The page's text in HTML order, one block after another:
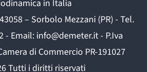
in Italia
– Sorbolo Mezzani (PR) - Tel.
- Email: info@demeter.it - P.Iva
di Commercio PR-191027
Tutti i diritti riservati